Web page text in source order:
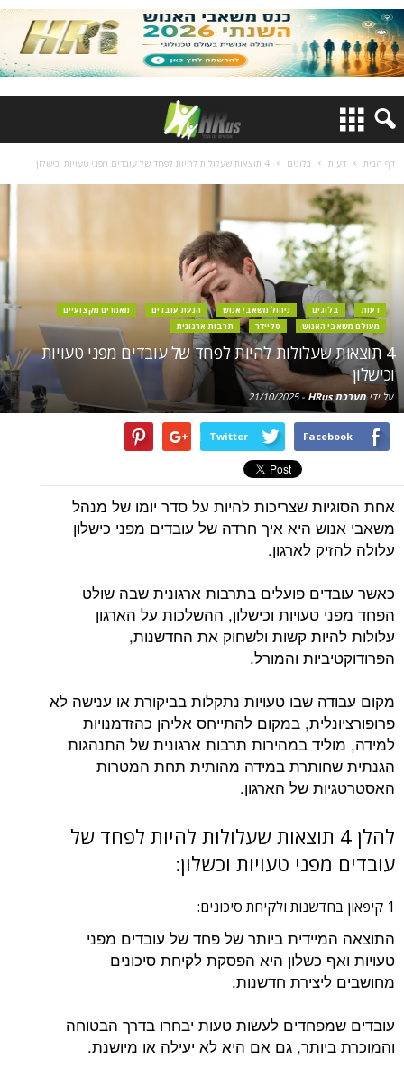
דף הבית דעות בלוגים 4 תוצאות שעלולות להיות לפחד של עובדים מפני טעויות וכישלון
דעות בלוגים ניהול משאבי אנוש הנעת עובדים
מאמרים מקצועיים
מעולם משאבי האנוש
סליידר תרבות ארגונית
4 תוצאות שעלולות להיות לפחד של עובדים מפני טעויות
וכישלון
על ידימערכת HRus -
21/10/2025
Facebook
Twitter
אחת הסוגיות שצריכות להיות על סדר יומו של מנהל
משאבי אנוש היא איך חרדה של עובדים מפני כישלון
עלולה להזיק לארגון.
כאשר עובדים פועלים בתרבות ארגונית שבה שולט
הפחד מפני טעויות וכישלון, ההשלכות על הארגון
עלולות להיות קשות ולשחוק את החדשנות,
הפרודוקטיביות והמורל.
מקום עבודה שבו טעויות נתקלות בביקורת או ענישה לא
פרופורציונלית, במקום להתייחס אליהן כהזדמנויות
למידה, מוליד במהירות תרבות ארגונית של התנהגות
הגנתית שחותרת במידה מהותית תחת המטרות
האסטרטגיות של הארגון.
להלן 4 תוצאות שעלולות להיות לפחד של
עובדים מפני טעויות וכשלון:
1 קיפאון בחדשנות ולקיחת סיכונים:
התוצאה המיידית ביותר של פחד של עובדים מפני
טעויות ואף כשלון היא הפסקת לקיחת סיכונים
מחושבים ליצירת חדשנות.
עובדים שמפחדים לעשות טעות יבחרו בדרך הבטוחה
והמוכרת ביותר, גם אם היא לא יעילה או מיושנת.